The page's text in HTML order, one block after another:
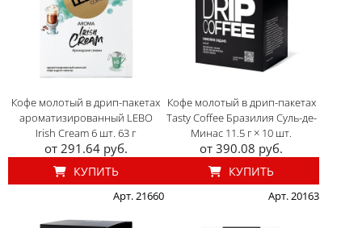
Кофе молотый в дрип-пакетах
ароматизированный LEBO
Irish Cream 6 шт. 63 г
от 291.64 руб.
КУПИТЬ
Кофе молотый в дрип-пакетах
Tasty Coffee Бразилия Суль-де-
Минас 11.5 г × 10 шт.
от 390.08 руб.
КУПИТЬ
Арт. 21660 Арт. 20163